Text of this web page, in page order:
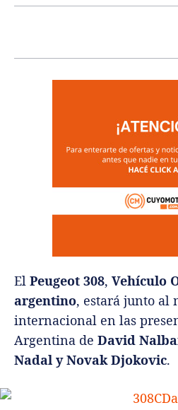
El Peugeot 308, Vehículo
argentino, estará junto al
internacional en las
Argentina de David
Nadal y Novak Djokovic.